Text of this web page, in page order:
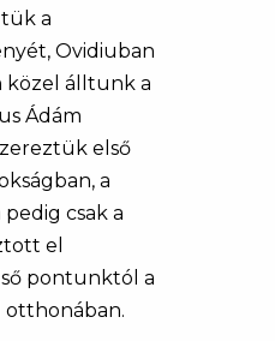
a
Ovidiuban
közel álltunk a
Ádám
első
a
csak a
el
pontunktól a
otthonában.